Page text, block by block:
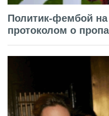
Политик-фембой
протоколом о